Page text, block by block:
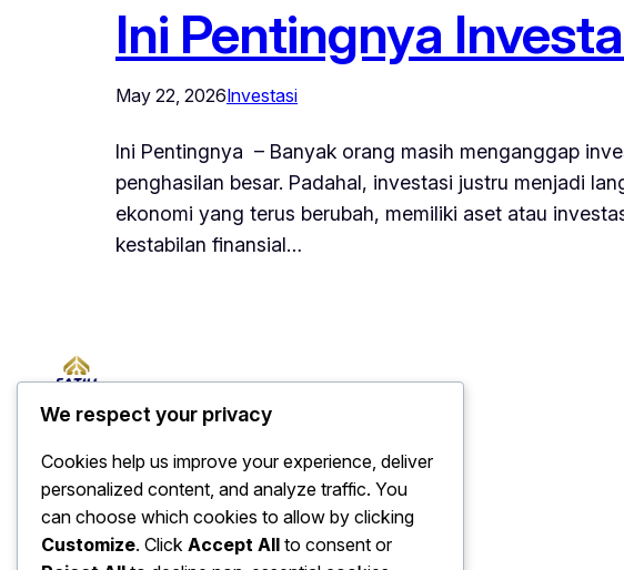
Ini Pentingnya
May 22, 2026Investasi
Ini Pentingnya – Banyak orang masih menganggap
penghasilan besar. Padahal, investasi justru menjadi
ekonomi yang terus berubah, memiliki aset atau
kestabilan finansial…
We respect your privacy
Cookies help us improve your experience, deliver
personalized content, and analyze traffic. You
can choose which cookies to allow by clicking
Customize. Click Accept All to consent or